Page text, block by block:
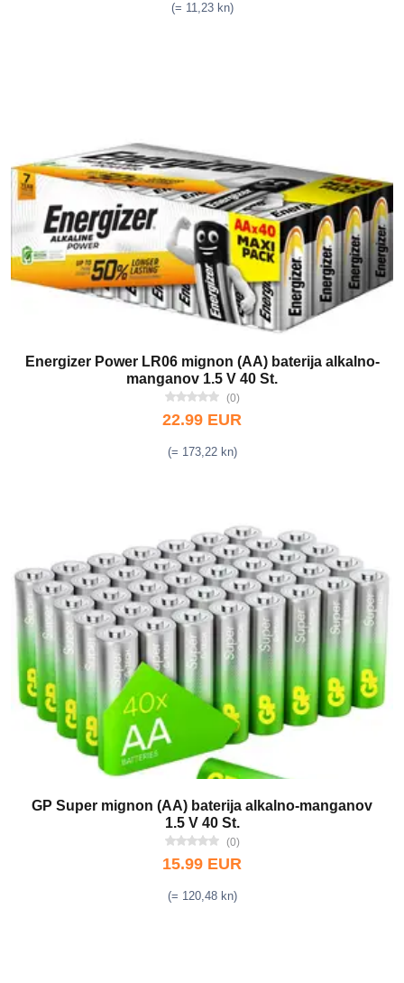
(= 11,23 kn)
Energizer Power LR06 mignon (AA) baterija alkalno-
manganov 1.5 V 40 St.
(0)
22.99 EUR
(= 173,22 kn)
GP Super mignon (AA) baterija alkalno-manganov
1.5 V 40 St.
(0)
15.99 EUR
(= 120,48 kn)